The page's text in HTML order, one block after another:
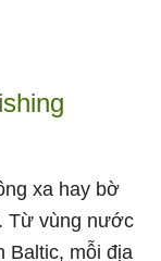
xa hay bờ
Từ vùng nước
Baltic, mỗi địa